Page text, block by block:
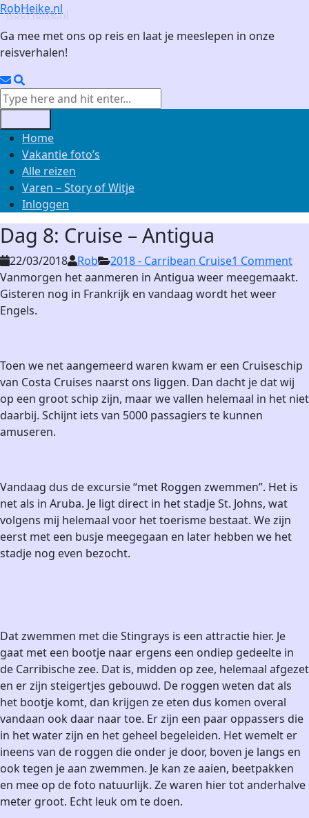
Skip
to
content
RobHeike.nl
Ga mee met ons op reis en laat je meeslepen in onze
reisverhalen!
Email
Search
for:
Home
Vakantie foto’s
Alle reizen
Varen – Story of Witje
Inloggen
Dag 8: Cruise – Antigua
22/03/2018 Rob 2018 - Carribean Cruise1 Comment
Vanmorgen het aanmeren in Antigua weer meegemaakt.
Gisteren nog in Frankrijk en vandaag wordt het weer
Engels.
Toen we net aangemeerd waren kwam er een Cruiseschip
van Costa Cruises naarst ons liggen. Dan dacht je dat wij
op een groot schip zijn, maar we vallen helemaal in het niet
daarbij. Schijnt iets van 5000 passagiers te kunnen
amuseren.
Vandaag dus de excursie “met Roggen zwemmen”. Het is
net als in Aruba. Je ligt direct in het stadje St. Johns, wat
volgens mij helemaal voor het toerisme bestaat. We zijn
eerst met een busje meegegaan en later hebben we het
stadje nog even bezocht.
Dat zwemmen met die Stingrays is een attractie hier. Je
gaat met een bootje naar ergens een ondiep gedeelte in
de Carribische zee. Dat is, midden op zee, helemaal afgezet
en er zijn steigertjes gebouwd. De roggen weten dat als
het bootje komt, dan krijgen ze eten dus komen overal
vandaan ook daar naar toe. Er zijn een paar oppassers die
in het water zijn en het geheel begeleiden. Het wemelt er
ineens van de roggen die onder je door, boven je langs en
ook tegen je aan zwemmen. Je kan ze aaien, beetpakken
en mee op de foto natuurlijk. Ze waren hier tot anderhalve
meter groot. Echt leuk om te doen.